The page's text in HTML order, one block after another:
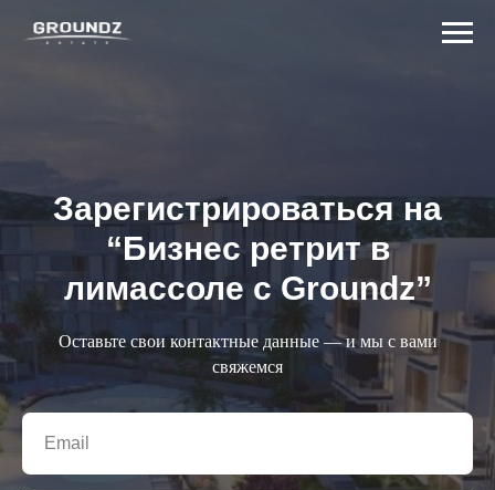
Зарегистрироваться на
“Бизнес ретрит в
лимассоле с Groundz”
Оставьте свои контактные данные — и мы с вами
свяжемся